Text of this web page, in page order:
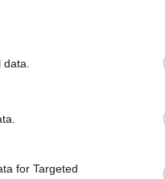
for Targeted